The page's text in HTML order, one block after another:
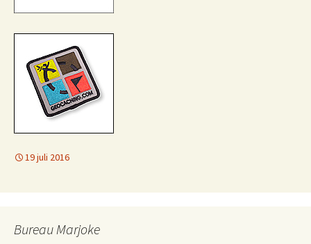
19 juli 2016
Bureau Marjoke